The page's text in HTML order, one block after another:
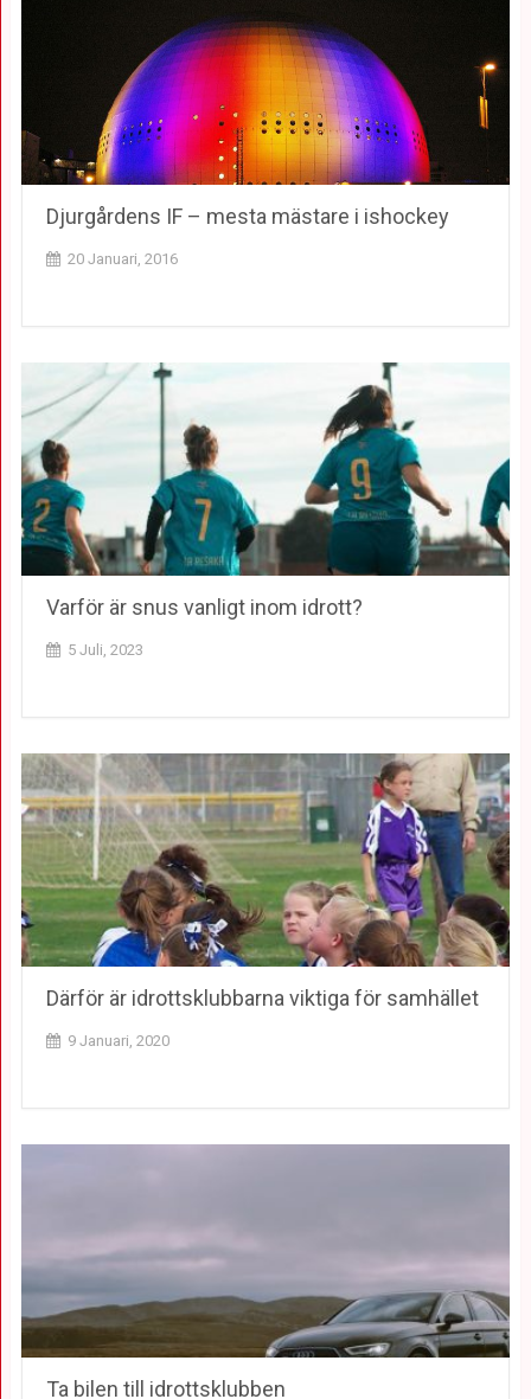
Djurgårdens IF – mesta mästare i ishockey
20 Januari, 2016
Varför är snus vanligt inom idrott?
5 Juli, 2023
Därför är idrottsklubbarna viktiga för samhället
9 Januari, 2020
Ta bilen till idrottsklubben